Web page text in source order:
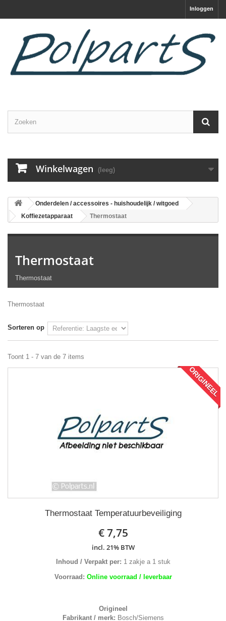
Inloggen
Winkelwagen (leeg)
Onderdelen / accessoires - huishoudelijk / witgoed
Koffiezetapparaat
Thermostaat
Thermostaat
Thermostaat
Thermostaat
Sorteren op
Toont 1 - 7 van de 7 items
ORIGINEEL
Thermostaat Temperatuurbeveiliging
€ 7,75
incl. 21% BTW
Inhoud / Verpakt per: 1 zakje a 1 stuk
Voorraad: Online voorraad / leverbaar
Origineel
Fabrikant / merk: Bosch/Siemens